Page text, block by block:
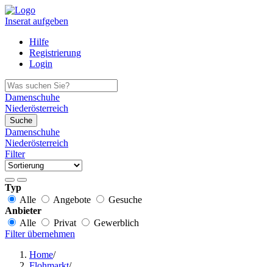
Inserat aufgeben
Hilfe
Registrierung
Login
Damenschuhe
Niederösterreich
Suche
Damenschuhe
Niederösterreich
Filter
Typ
Alle
Angebote
Gesuche
Anbieter
Alle
Privat
Gewerblich
Filter übernehmen
Home/